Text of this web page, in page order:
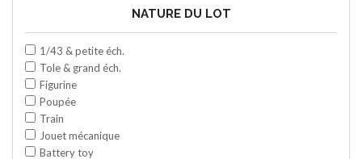
NATURE DU LOT
1/43 & petite éch.
Tole & grand éch.
Figurine
Poupée
Train
Jouet mécanique
Battery toy